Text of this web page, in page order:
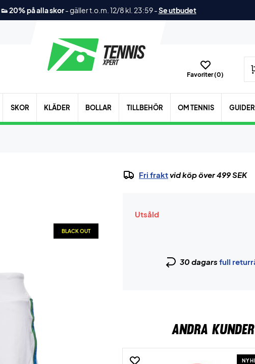
👟 20% på alla skor-gäller t.o.m. 12/8 kl. 23:59-Se utbudet
Favoriter (0)
SKOR KLÄDER BOLLAR TILLBEHÖR OM TENNIS GUIDER
BLACK OUT
Fri fraktvid köp över 499 SEK
Utsåld
30 dagars full
ANDRA